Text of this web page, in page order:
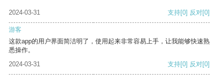
2024-03-31 支持[0] 反对[0]
游客
这款app的用户界面简洁明了，使用起来非常容易上手，让我能够快速熟
悉操作。
2024-03-31
支持[0] 反对[0]